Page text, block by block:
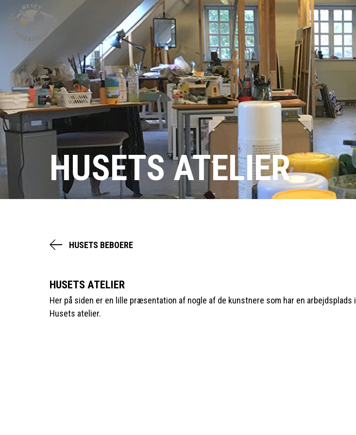
HUSETS ATELIER
HUSETS BEBOERE
HUSETS ATELIER
Her på siden er en lille præsentation af nogle af de kunstnere som har en arbejdsplads i
Husets atelier.